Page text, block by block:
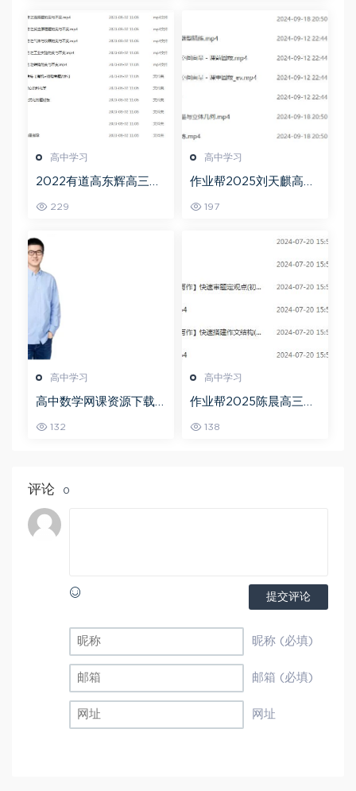
高中学习
2022有道高东辉高三化
频教程+讲义+点睛班
229
高中学习
作业帮2025刘天麒高二
197
高中学习
高中数学网课资源下载
数学秋季班
132
高中学习
作业帮2025陈晨高三语
班
138
评论 0
提交评论
昵称 (必填)
邮箱 (必填)
网址